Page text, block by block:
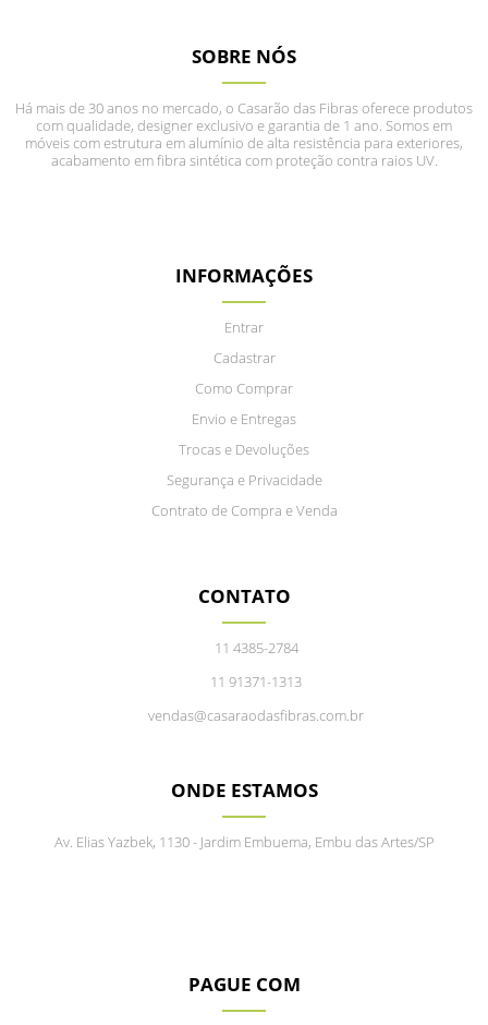
SOBRE NÓS
Há mais de 30 anos no mercado, o Casarão das Fibras oferece produtos
com qualidade, designer exclusivo e garantia de 1 ano. Somos em
móveis com estrutura em alumínio de alta resistência para exteriores,
acabamento em fibra sintética com proteção contra raios UV.
INFORMAÇÕES
Entrar
Cadastrar
Como Comprar
Envio e Entregas
Trocas e Devoluções
Segurança e Privacidade
Contrato de Compra e Venda
CONTATO
11 4385-2784
11 91371-1313
vendas@casaraodasfibras.com.br
ONDE ESTAMOS
Av. Elias Yazbek, 1130 - Jardim Embuema, Embu das Artes/SP
PAGUE COM